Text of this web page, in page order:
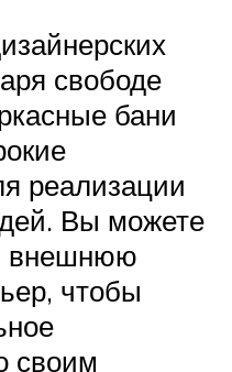
свободе
бани
реализации
Вы можете
внешнюю
чтобы
своим